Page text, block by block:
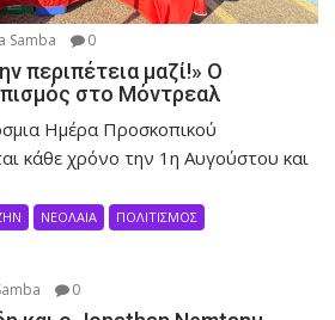
Samba 0
περιπέτεια μαζί!» Ο
στο Μόντρεαλ
Ημέρα Προσκοπικού
κάθε χρόνο την 1η Αυγούστου και
ΝΕΟΛΑΙΑ ΠΟΛΙΤΙΣΜΟΣ
0